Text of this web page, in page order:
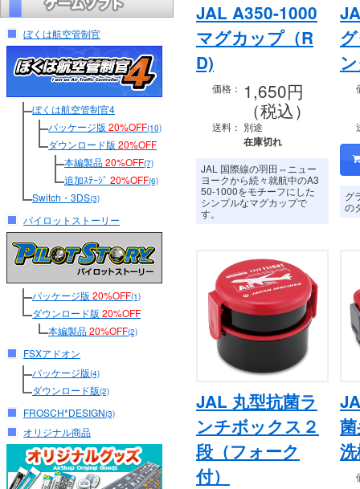
ぼくは航空管制官
ぼくは航空管制官4
パッケージ版 20%OFF(10)
ダウンロード版 20%OFF
本編製品20%OFF(7)
追加ｽﾃｰｼﾞ 20%OFF(6)
Switch・3DS(3)
パイロットストーリー
パッケージ版 20%OFF(1)
ダウンロード版 20%OFF
本編製品20%OFF(2)
FSXアドオン
パッケージ版(4)
ダウンロード版(2)
FROSCH*DESIGN(3)
オリジナル商品
JAL A350-1000
マグカップ（R
D)
価格： 1,650円
（税込）
送料： 別途
在庫切れ
JAL 国際線の羽田⇔ニュー
ヨークから続々就航中のA3
50-1000をモチーフにした
シンプルなマグカップで
す。
グ
の
JAL 丸型抗菌ラ
ンチボックス２
段（フォーク
付）